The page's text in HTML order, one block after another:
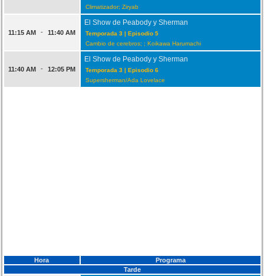
Climatizador; Ziryab
11:15 AM - 11:40 AM
El Show de Peabody y Sherman
Temporada 3 | Episodio 5
Cambio de cerebros; ; Koikawa Harumachi
11:40 AM - 12:05 PM
El Show de Peabody y Sherman
Temporada 3 | Episodio 6
Supersherman/Ada Lovelace
Hora
Programa
Tarde